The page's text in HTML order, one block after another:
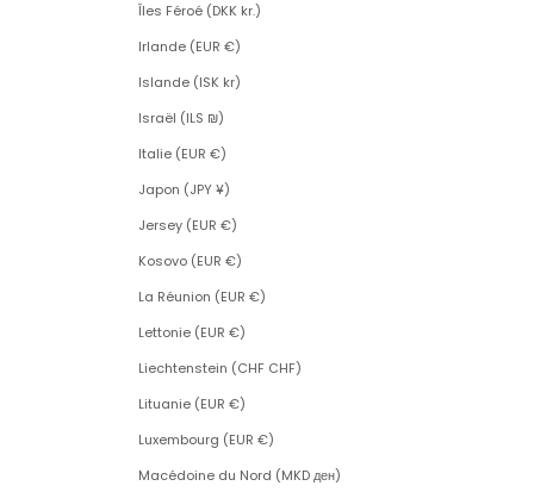
Îles Féroé (DKK kr.)
Irlande (EUR €)
Islande (ISK kr)
Israël (ILS ₪)
Italie (EUR €)
Japon (JPY ¥)
Jersey (EUR €)
Kosovo (EUR €)
La Réunion (EUR €)
Lettonie (EUR €)
Liechtenstein (CHF CHF)
Lituanie (EUR €)
Luxembourg (EUR €)
Macédoine du Nord (MKD ден)